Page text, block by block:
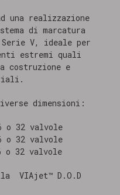
una realizzazione
di marcatura
Serie V, ideale per
estremi quali
costruzione e
dimensioni:
o 32 valvole
o 32 valvole
o 32 valvole
VIAjet™ D.O.D